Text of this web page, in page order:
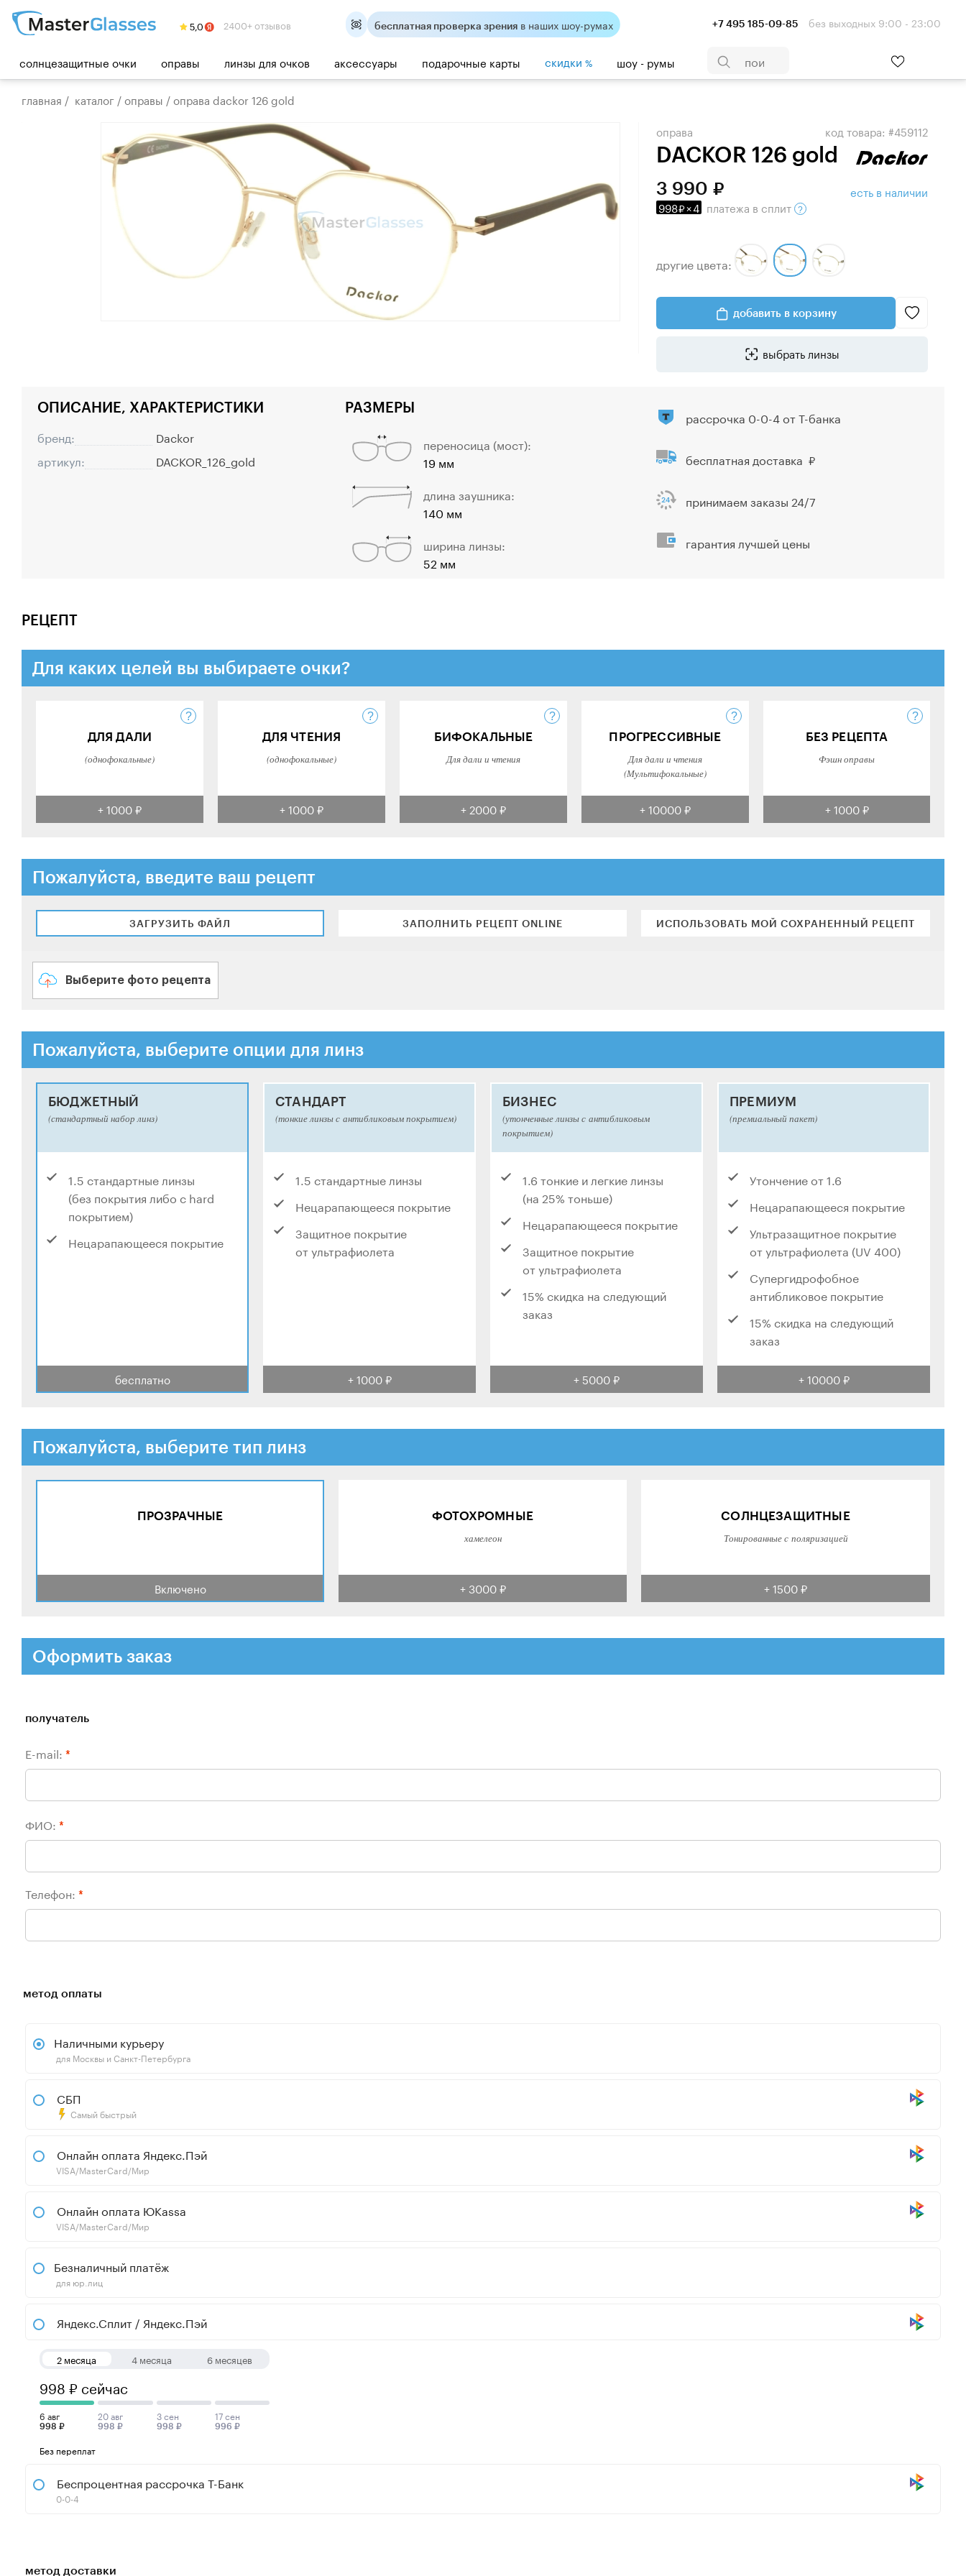
2400+ отзывов +7 495 185-09-85 без выходных 9:00 - 23:00
бесплатная проверка зрения в наших шоу-румах
солнцезащитные очки оправы линзы для очков аксессуары подарочные карты скидки % шоу - румы
главная / каталог /оправы /оправа dackor 126 gold
оправа
DACKOR 126 gold
код товара: #459112
3 990
998 ×4 платежа в сплит
есть в наличии
другие цвета:
добавить в корзину
выбрать линзы
ОПИСАНИЕ, ХАРАКТЕРИСТИКИ
бренд:
Dackor
артикул:
DACKOR_126_gold
РАЗМЕРЫ
переносица (мост):
19 мм
длина заушника:
140 мм
ширина линзы:
52 мм
рассрочка 0-0-4 от Т-банка
бесплатная доставка
принимаем заказы 24/7
гарантия лучшей цены
РЕЦЕПТ
Для каких целей вы выбираете очки?
ДЛЯ ДАЛИ
(однофокальные)
+ 1000 ₽
ДЛЯ ЧТЕНИЯ
(однофокальные)
+ 1000 ₽
БИФОКАЛЬНЫЕ
Для дали и чтения
+ 2000 ₽
ПРОГРЕССИВНЫЕ
Для дали и чтения
(Мультифокальные)
+ 10000 ₽
БЕЗ РЕЦЕПТА
Фэшн оправы
+ 1000 ₽
Пожалуйста, введите ваш рецепт
ЗАГРУЗИТЬ ФАЙЛ ЗАПОЛНИТЬ РЕЦЕПТ ONLINE ИСПОЛЬЗОВАТЬ МОЙ СОХРАНЕННЫЙ РЕЦЕПТ
Выберите фото рецепта
Пожалуйста, выберите опции для линз
БЮДЖЕТНЫЙ
(стандартный набор линз)
1.5 стандартные линзы
(без покрытия либо с hard
покрытием)
Нецарапающееся покрытие
бесплатно
СТАНДАРТ
(тонкие линзы с антибликовым покрытием)
1.5 стандартные линзы
Нецарапающееся покрытие
Защитное покрытие
от ультрафиолета
+ 1000 ₽
БИЗНЕС
(утонченные линзы с антибликовым
покрытием)
1.6 тонкие и легкие линзы
(на 25% тоньше)
Нецарапающееся покрытие
Защитное покрытие
от ультрафиолета
15% скидка на следующий
заказ
+ 5000 ₽
ПРЕМИУМ
(премиальный пакет)
Утончение от 1.6
Нецарапающееся покрытие
Ультразащитное покрытие
от ультрафиолета (UV 400)
Супергидрофобное
антибликовое покрытие
15% скидка на следующий
заказ
+ 10000 ₽
Пожалуйста, выберите тип линз
ПРОЗРАЧНЫЕ
Включено
ФОТОХРОМНЫЕ
хамелеон
+ 3000 ₽
СОЛНЦЕЗАЩИТНЫЕ
Тонированные с поляризацией
+ 1500 ₽
Оформить заказ
получатель
E-mail: *
ФИО: *
Телефон: *
метод оплаты
Наличными курьеру
для Москвы и Санкт-Петербурга
СБП
Самый быстрый
Онлайн оплата Яндекс.Пэй
VISA/MasterCard/Мир
Онлайн оплата ЮKassa
VISA/MasterCard/Мир
Безналичный платёж
для юр.лиц
Яндекс.Сплит / Яндекс.Пэй
2 месяца 4 месяца 6 месяцев
998 ₽ сейчас
6 авг
998 ₽
20 авг
998 ₽
3 сен
998 ₽
17 сен
996 ₽
Без переплат
Беспроцентная рассрочка Т-Банк
0-0-4
метод доставки